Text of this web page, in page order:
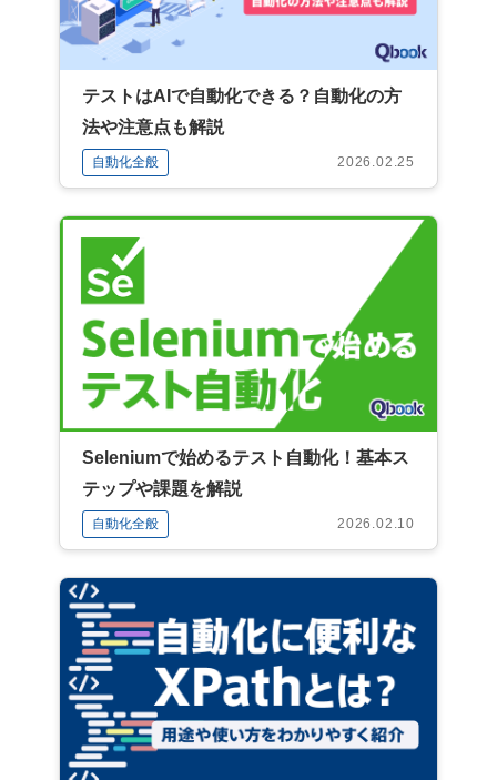
テストはAIで自動化できる？自動化の方
法や注意点も解説
自動化全般 2026.02.25
Seleniumで始めるテスト自動化！基本ス
テップや課題を解説
自動化全般 2026.02.10